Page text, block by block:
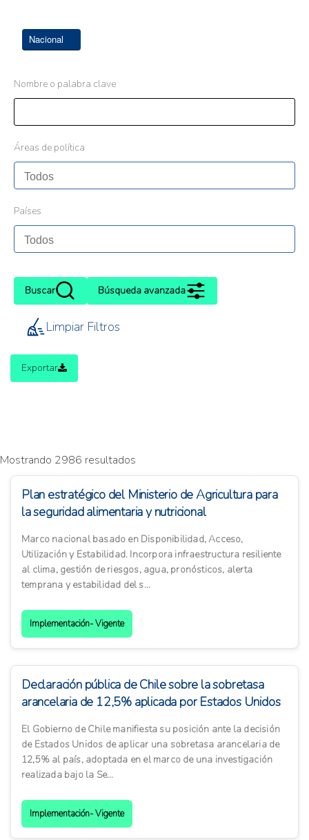
Nacional
Nombre o palabra clave
Áreas de política
Países
Buscar Búsqueda avanzada
Limpiar Filtros
Exportar
Mostrando 2986 resultados
Plan estratégico del Ministerio de Agricultura para
la seguridad alimentaria y nutricional
Marco nacional basado en Disponibilidad, Acceso,
Utilización y Estabilidad. Incorpora infraestructura resiliente
al clima, gestión de riesgos, agua, pronósticos, alerta
temprana y estabilidad del s...
Implementación- Vigente
Declaración pública de Chile sobre la sobretasa
arancelaria de 12,5% aplicada por Estados Unidos
El Gobierno de Chile manifiesta su posición ante la decisión
de Estados Unidos de aplicar una sobretasa arancelaria de
12,5% al país, adoptada en el marco de una investigación
realizada bajo la Se...
Implementación- Vigente